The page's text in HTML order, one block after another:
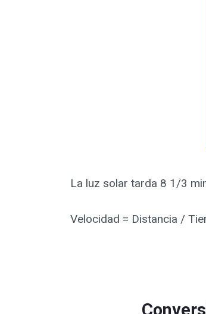
La luz solar tarda 8 1/3
Velocidad = Distancia /